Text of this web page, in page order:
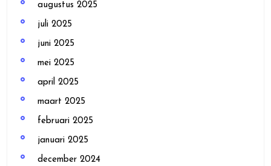
augustus 2025
juli 2025
juni 2025
mei 2025
april 2025
maart 2025
februari 2025
januari 2025
december 2024